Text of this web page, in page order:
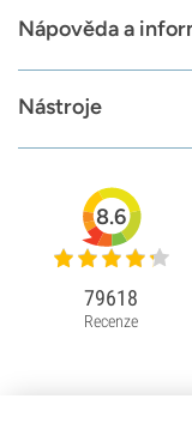
Nápověda a
Nástroje
8.6
79618
Recenze